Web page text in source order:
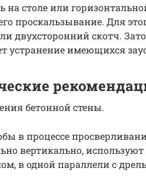
на столе или
проскальзывание. Для
двухсторонний скотч.
устранение имеющихся
бетонной стены.
в процессе
вертикально, используют
в одной параллели с